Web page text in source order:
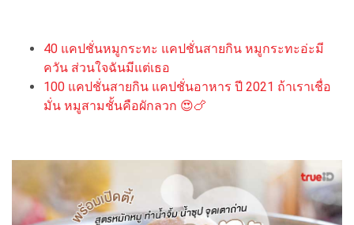
40 แคปชั่นหมูกระทะ แคปชั่นสายกิน หมูกระทะอ่ะมี
ควัน ส่วนใจฉันมีแต่เธอ
100 แคปชั่นสายกิน แคปชั่นอาหาร ปี 2021 ถ้าเราเชื่อ
มั่น หมูสามชั้นคือผักลวก 😍🍗